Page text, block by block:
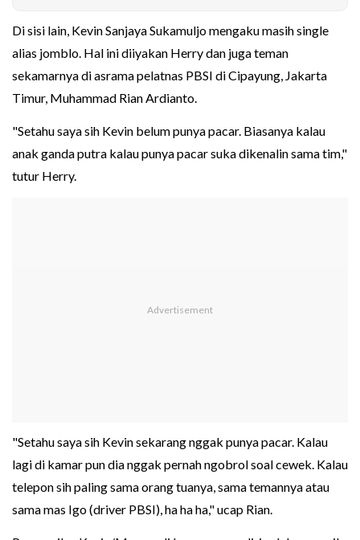
Di sisi lain, Kevin Sanjaya Sukamuljo mengaku masih single
alias jomblo. Hal ini diiyakan Herry dan juga teman
sekamarnya di asrama pelatnas PBSI di Cipayung, Jakarta
Timur, Muhammad Rian Ardianto.
"Setahu saya sih Kevin belum punya pacar. Biasanya kalau
anak ganda putra kalau punya pacar suka dikenalin sama tim,"
tutur Herry.
"Setahu saya sih Kevin sekarang nggak punya pacar. Kalau
lagi di kamar pun dia nggak pernah ngobrol soal cewek. Kalau
telepon sih paling sama orang tuanya, sama temannya atau
sama mas Igo (driver PBSI), ha ha ha," ucap Rian.